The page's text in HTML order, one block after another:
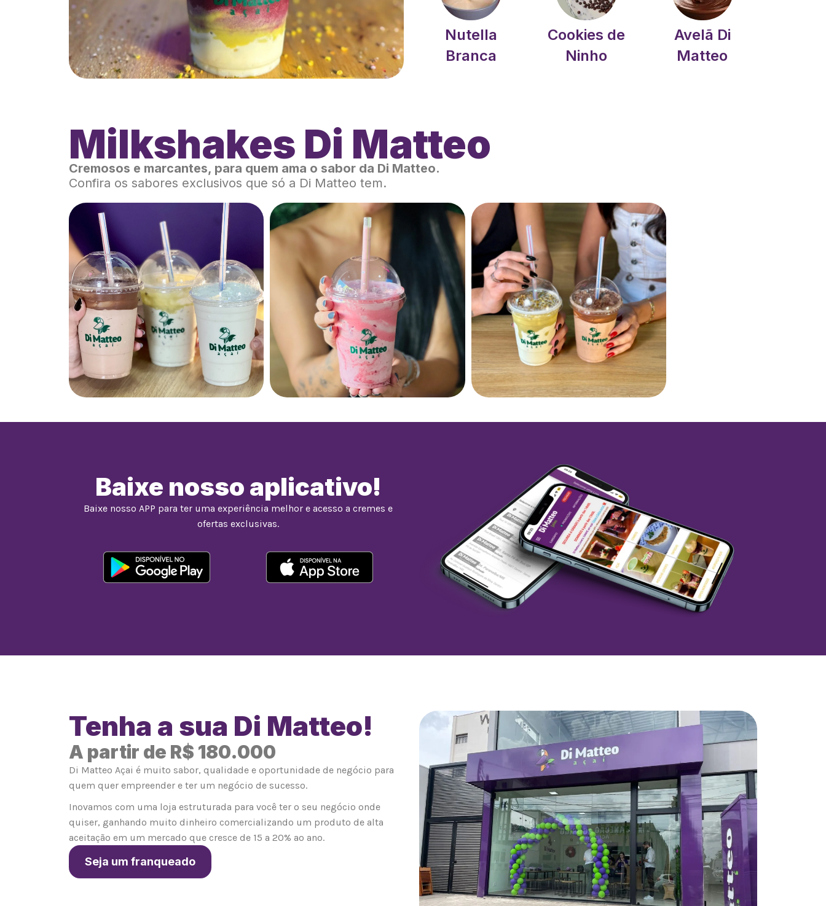
Nutella
Branca
Cookies de
Ninho
Avelã Di
Matteo
Milkshakes Di Matteo
Cremosos e marcantes, para quem ama o sabor da Di Matteo.
Confira os sabores exclusivos que só a Di Matteo tem.
Baixe nosso aplicativo!
Baixe nosso APP para ter uma experiência melhor e acesso a cremes e
ofertas exclusivas.
Tenha a sua Di Matteo!
A partir de R$ 180.000
Di Matteo Açai é muito sabor, qualidade e oportunidade de negócio para
quem quer empreender e ter um negócio de sucesso.
Inovamos com uma loja estruturada para você ter o seu negócio onde
quiser, ganhando muito dinheiro comercializando um produto de alta
aceitação em um mercado que cresce de 15 a 20% ao ano.
Seja um franqueado